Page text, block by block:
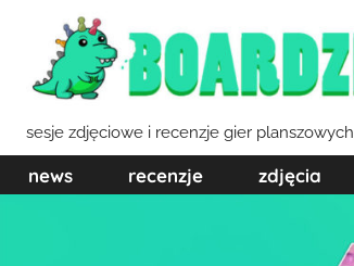
treści
sesje zdjęciowe i recenzje gier planszowych
news recenzje zdjęcia